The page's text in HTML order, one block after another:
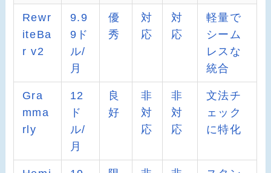
Rewr
iteBa
r v2
9.9
9ド
ル/
月
優
秀
対
応
対
応
軽量で
シーム
レスな
統合
Gra
mma
rly
12
ド
ル/
月
良
好
非
対
応
非
対
応
文法チ
ェック
に特化